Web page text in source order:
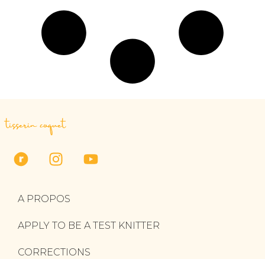
tisserin coquet
A PROPOS
APPLY TO BE A TEST KNITTER
CORRECTIONS